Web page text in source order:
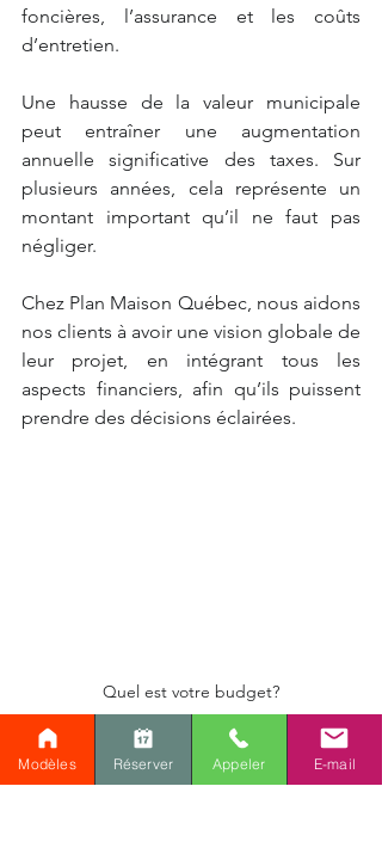
foncières, l’assurance et les coûts
d’entretien.
Une hausse de la valeur municipale
peut entraîner une augmentation
annuelle significative des taxes. Sur
plusieurs années, cela représente un
montant important qu’il ne faut pas
négliger.
Chez Plan Maison Québec, nous aidons
nos clients à avoir une vision globale de
leur projet, en intégrant tous les
aspects financiers, afin qu’ils puissent
prendre des décisions éclairées.
Quel est votre budget?
L’impact sur la revente de la
propriété
Modèles Réserver Appeler E-mail